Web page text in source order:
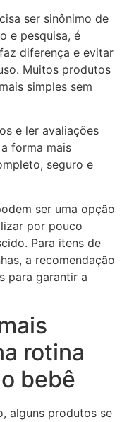
ser sinônimo de
e pesquisa, é
diferença e evitar
Muitos produtos
simples sem
e ler avaliações
forma mais
seguro e
ser uma opção
por pouco
Para itens de
a recomendação
para garantir a
rotina
bebê
alguns produtos se